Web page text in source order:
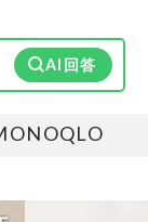
AI回答